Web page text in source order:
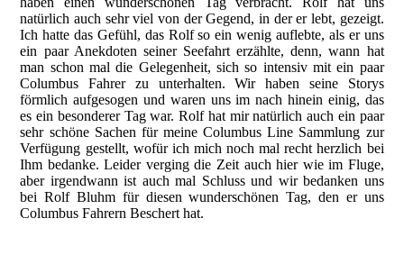
natürlich auch sehr viel von der Gegend, in der er lebt, gezeigt.
Ich hatte das Gefühl, das Rolf so ein wenig auflebte, als er uns
ein paar Anekdoten seiner Seefahrt erzählte, denn, wann hat
man schon mal die Gelegenheit, sich so intensiv mit ein paar
Columbus Fahrer zu unterhalten. Wir haben seine Storys
förmlich aufgesogen und waren uns im nach hinein einig, das
es ein besonderer Tag war. Rolf hat mir natürlich auch ein paar
sehr schöne Sachen für meine Columbus Line Sammlung zur
Verfügung gestellt, wofür ich mich noch mal recht herzlich bei
Ihm bedanke. Leider verging die Zeit auch hier wie im Fluge,
aber irgendwann ist auch mal Schluss und wir bedanken uns
bei Rolf Bluhm für diesen wunderschönen Tag, den er uns
Columbus Fahrern Beschert hat.